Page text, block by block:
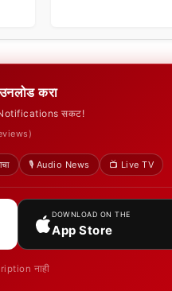
करा
Notifications सकट!
🎙️ Audio News 📺 Live TV
DOWNLOAD ON THE
App Store
नाही